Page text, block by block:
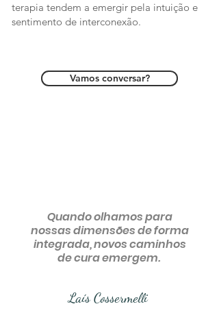
terapia tendem a emergir pela intuição e
sentimento de interconexão.
Vamos conversar?
Quando olhamos para
nossas dimensões de forma
integrada, novos caminhos
de cura emergem.
Laís Cossermelli